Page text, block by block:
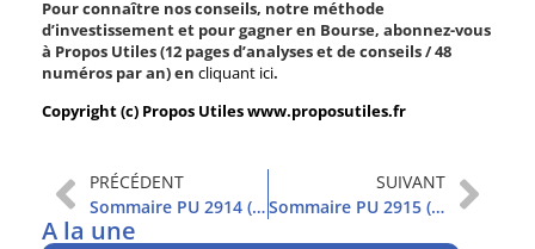
Pour connaître nos conseils, notre méthode
d’investissement et pour gagner en Bourse, abonnez-vous
à Propos Utiles (12 pages d’analyses et de conseils / 48
numéros par an) en cliquant ici.
Copyright (c) Propos Utiles www.proposutiles.fr
PRÉCÉDENT
Sommaire PU 2914 (27/07/2020)
SUIVANT
Sommaire PU 2915 (26/8/2020)
A la une